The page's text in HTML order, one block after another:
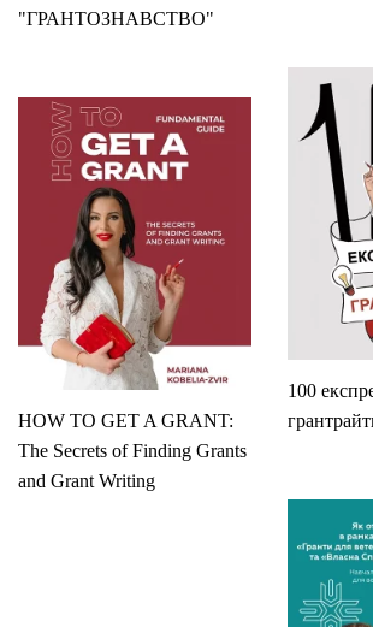
"ГРАНТОЗНАВСТВО"
100
HOW TO GET A GRANT:
The Secrets of Finding Grants
and Grant Writing